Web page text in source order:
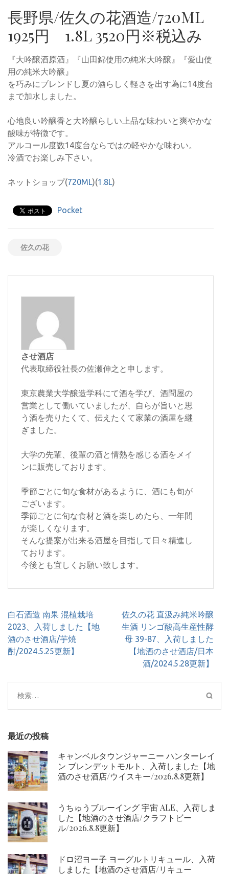
長野県/佐久の花酒造/720ML
1925円 1.8L 3520円※税込み
『大吟醸酒原酒』『山田錦使用の純米大吟醸』『愛山使
用の純米大吟醸』
を巧みにブレンドし夏の酒らしく軽さを出す為に14度台
まで加水しました。
心地良い吟醸香と大吟醸らしい上品な味わいと爽やかな
酸味が特徴です。
アルコール度数14度台ならではの軽やかな味わい。
冷酒でお楽しみ下さい。
ネットショップ(720ML)(1.8L)
Pocket
佐久の花
させ酒店
代表取締役社長の佐瀬伸之と申します。
東京農業大学醸造学科にて酒を学び、酒問屋の
営業として働いていましたが、自らが旨いと思
う酒を売りたくて、伝えたくて家業の酒屋を継
ぎました。
大学の先輩、後輩の酒と情熱を感じる酒をメイ
ンに販売しております。
季節ごとに旬な食材があるように、酒にも旬が
ございます。
季節ごとに旬な食材と酒を楽しめたら、一年間
が楽しくなります。
そんな提案が出来る酒屋を目指して日々精進し
ております。
今後とも宜しくお願い致します。
投
稿
ナ
ビ
ョ
ン
白石酒造 南果 混植栽培
2023、入荷しました【地
酒のさせ酒店/芋焼
酎/2024.5.25更新】
佐久の花 直汲み純米吟醸
生酒 リンゴ酸高生産性酵
母 39-87、入荷しました
【地酒のさせ酒店/日本
酒/2024.5.28更新】
検
索:
最近の投稿
キャンベルタウンジャーニー ハンターレイ
ン ブレンデットモルト、入荷しました【地
酒のさせ酒店/ウイスキー/2026.8.8更新】
うちゅうブルーイング 宇宙 ALE、入荷しま
した【地酒のさせ酒店/クラフトビー
ル/2026.8.8更新】
ドロ沼ヨー子 ヨーグルトリキュール、入荷
しました【地酒のさせ酒店/リキュー